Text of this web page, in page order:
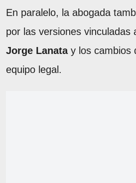
En paralelo, la abogada
por las versiones vinculadas
Jorge Lanatay los cambios
equipo legal.